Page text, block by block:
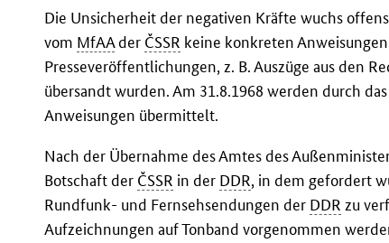
Die Unsicherheit der negativen Kräfte wuchs
vom MfAAder ČSSR keine konkreten
Presseveröffentlichungen, z. B. Auszüge aus den
übersandt wurden. Am 31.8.1968 werden durch das
Anweisungen übermittelt.
Nach der Übernahme des Amtes des
Botschaft der ČSSR in der DDR, in dem gefordert
Rundfunk- und Fernsehsendungen der DDR zu
Aufzeichnungen auf Tonband vorgenommen